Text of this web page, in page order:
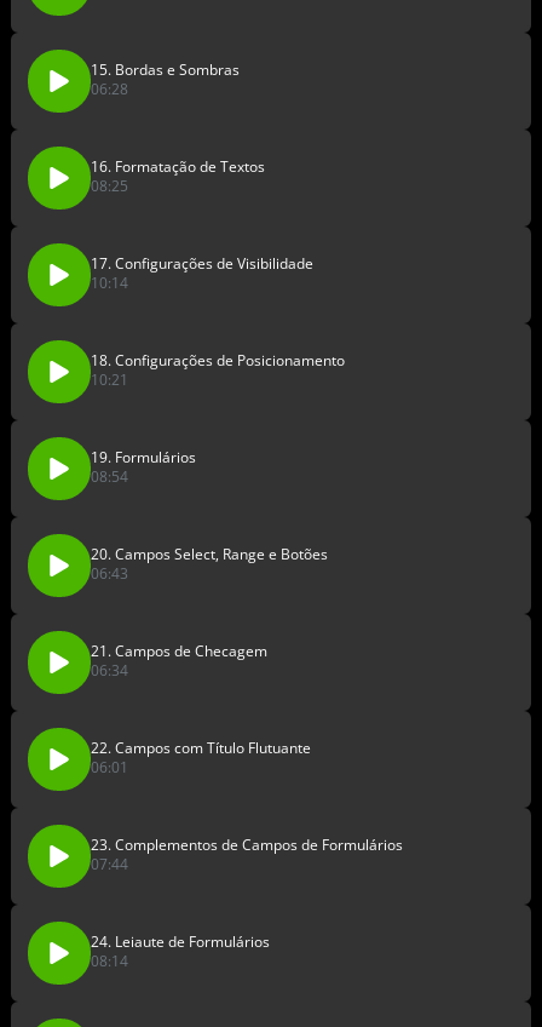
15. Bordas e Sombras
06:28
16. Formatação de Textos
08:25
17. Configurações de Visibilidade
10:14
18. Configurações de Posicionamento
10:21
19. Formulários
08:54
20. Campos Select, Range e Botões
06:43
21. Campos de Checagem
06:34
22. Campos com Título Flutuante
06:01
23. Complementos de Campos de Formulários
07:44
24. Leiaute de Formulários
08:14